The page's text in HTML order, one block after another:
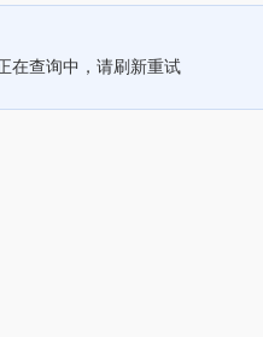
在查询中，请刷新重试